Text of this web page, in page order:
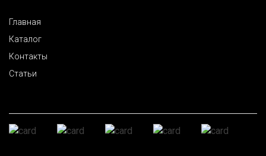
Главная
Каталог
Контакты
Статьи